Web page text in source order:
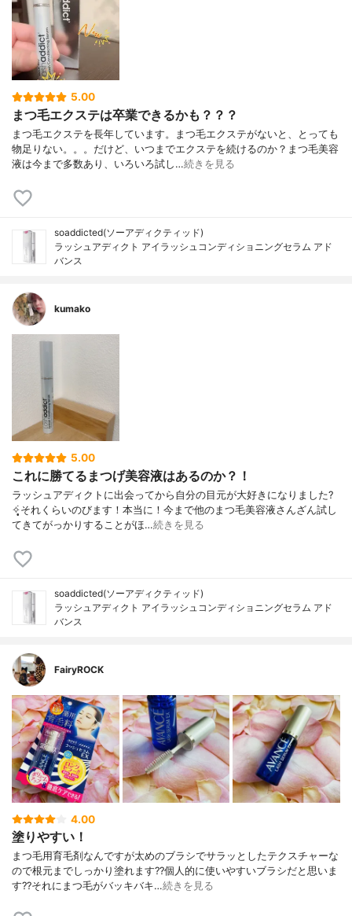
5.00
まつ毛エクステは卒業できるかも？？？
まつ毛エクステを長年しています。まつ毛エクステがないと、とっても
物足りない。。。だけど、いつまでエクステを続けるのか？まつ毛美容
液は今まで多数あり、いろいろ試し…続きを見る
soaddicted(ソーアディクティッド)
ラッシュアディクト アイラッシュコンディショニングセラム アド
バンス
kumako
5.00
これに勝てるまつげ美容液はあるのか？！
ラッシュアディクトに出会ってから自分の目元が大好きになりました?
✧̣̥̇それくらいのびます！本当に！今まで他のまつ毛美容液さんざん試し
てきてがっかりすることがほ…続きを見る
soaddicted(ソーアディクティッド)
ラッシュアディクト アイラッシュコンディショニングセラム アド
バンス
FairyROCK
4.00
塗りやすい！
まつ毛用育毛剤なんですが太めのブラシでサラッとしたテクスチャーな
ので根元までしっかり塗れます??個人的に使いやすいブラシだと思いま
す??それにまつ毛がバッキバキ…続きを見る